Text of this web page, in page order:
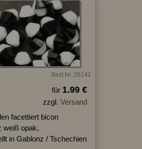
Best.Nr.:26142
für 1.99 €
zzgl. Versand
facettiert bicon
weiß opak,
in Gablonz / Tschechien